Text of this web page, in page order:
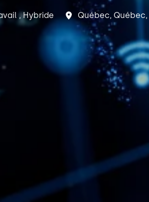
, Hybride Québec, Québec,